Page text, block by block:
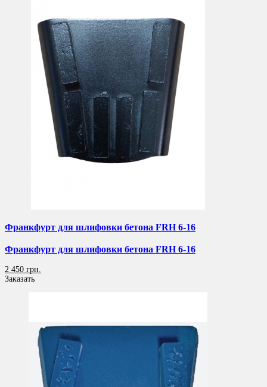
Франкфурт для шлифовки бетона FRH 6-16
Франкфурт для шлифовки бетона FRH 6-16
2 450 грн.
Заказать